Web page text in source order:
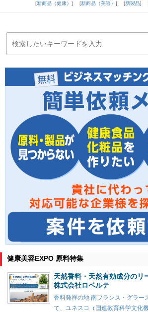
新商品（健康）
新商品（美容） 新製品
健康美容EXPO 原料特集
天然香料・天然有効成分のリ
株式会社ロベルテ
香料発祥の地 南フランス・グラー
て、ユネスコ（国連教育科学文化